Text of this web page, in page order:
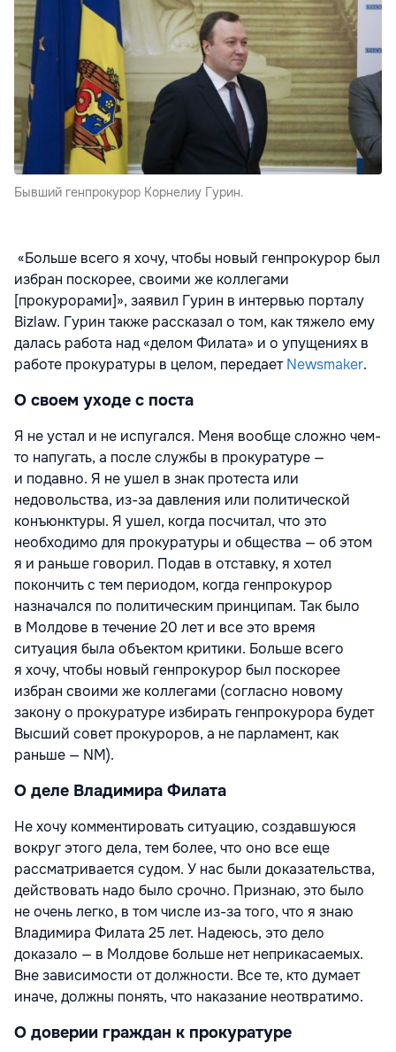
Бывший генпрокурор Корнелиу Гурин.
«Больше всего я хочу, чтобы новый генпрокурор был
избран поскорее, своими же коллегами
[прокурорами]», заявил Гурин в интервью порталу
Bizlaw. Гурин также рассказал о том, как тяжело ему
далась работа над «делом Филата» и о упущениях в
работе прокуратуры в целом, передаетNewsmaker.
О своем уходе с поста
Я не устал и не испугался. Меня вообще сложно чем-
то напугать, а после службы в прокуратуре —
и подавно. Я не ушел в знак протеста или
недовольства, из-за давления или политической
конъюнктуры. Я ушел, когда посчитал, что это
необходимо для прокуратуры и общества — об этом
я и раньше говорил. Подав в отставку, я хотел
покончить с тем периодом, когда генпрокурор
назначался по политическим принципам. Так было
в Молдове в течение 20 лет и все это время
ситуация была объектом критики. Больше всего
я хочу, чтобы новый генпрокурор был поскорее
избран своими же коллегами (согласно новому
закону о прокуратуре избирать генпрокурора будет
Высший совет прокуроров, а не парламент, как
раньше — NM).
О деле Владимира Филата
Не хочу комментировать ситуацию, создавшуюся
вокруг этого дела, тем более, что оно все еще
рассматривается судом. У нас были доказательства,
действовать надо было срочно. Признаю, это было
не очень легко, в том числе из-за того, что я знаю
Владимира Филата 25 лет. Надеюсь, это дело
доказало — в Молдове больше нет неприкасаемых.
Вне зависимости от должности. Все те, кто думает
иначе, должны понять, что наказание неотвратимо.
О доверии граждан к прокуратуре